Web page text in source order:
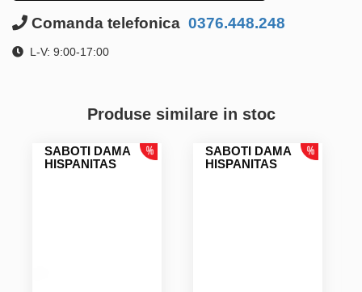
Comanda telefonica 0376.448.248
L-V: 9:00-17:00
Produse similare in stoc
SABOTI DAMA
HISPANITAS
SABOTI DAMA
HISPANITAS